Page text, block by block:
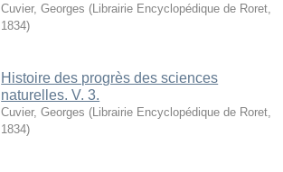
Cuvier, Georges ( Librairie Encyclopédique de Roret
1834)
Histoire des progrès des sciences
naturelles. V. 3.
Cuvier, Georges ( Librairie Encyclopédique de Roret
1834)